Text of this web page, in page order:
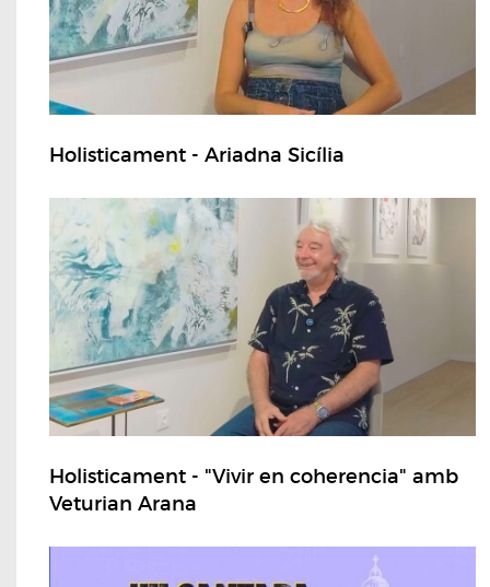
Holisticament - Ariadna Sicília
Holisticament - "Vivir en coherencia" amb
Veturian Arana